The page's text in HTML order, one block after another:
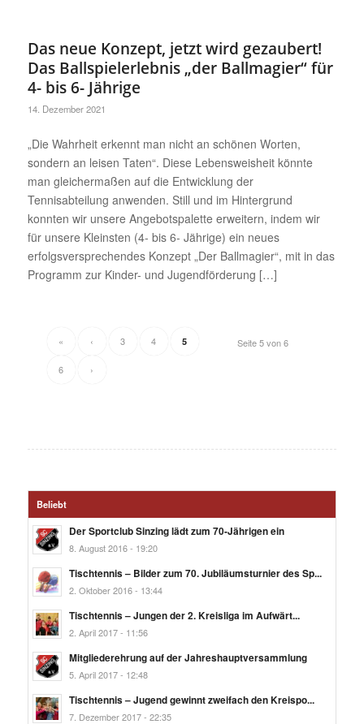
Das neue Konzept, jetzt wird gezaubert!
Das Ballspielerlebnis „der Ballmagier“ für
4- bis 6- Jährige
14. Dezember 2021
„Die Wahrheit erkennt man nicht an schönen Worten,
sondern an leisen Taten“. Diese Lebensweisheit könnte
man gleichermaßen auf die Entwicklung der
Tennisabteilung anwenden. Still und im Hintergrund
konnten wir unsere Angebotspalette erweitern, indem wir
für unsere Kleinsten (4- bis 6- Jährige) ein neues
erfolgsversprechendes Konzept „Der Ballmagier“, mit in das
Programm zur Kinder- und Jugendförderung […]
Seite 5 von 6
« ‹ 3 4 5
6 ›
Beliebt
Der Sportclub Sinzing lädt zum 70-Jährigen ein
8. August 2016 - 19:20
Tischtennis – Bilder zum 70. Jubiläumsturnier des Sp...
2. Oktober 2016 - 13:44
Tischtennis – Jungen der 2. Kreisliga im Aufwärt...
2. April 2017 - 11:56
Mitgliederehrung auf der Jahreshauptversammlung
5. April 2017 - 12:48
Tischtennis – Jugend gewinnt zweifach den Kreispo...
7. Dezember 2017 - 22:35